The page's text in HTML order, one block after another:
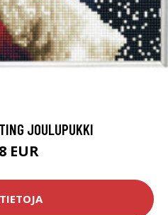
JOULUPUKKI
EUR